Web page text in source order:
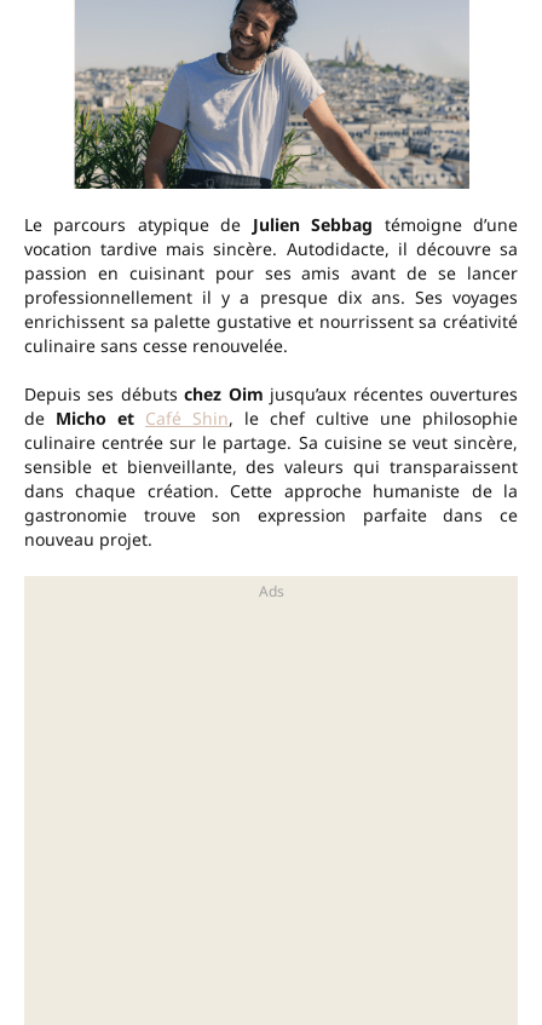
Le parcours atypique de Julien Sebbag témoigne d’une
vocation tardive mais sincère. Autodidacte, il découvre sa
passion en cuisinant pour ses amis avant de se lancer
professionnellement il y a presque dix ans. Ses voyages
enrichissent sa palette gustative et nourrissent sa créativité
culinaire sans cesse renouvelée.
Depuis ses débutschez Oim jusqu’aux récentes ouvertures
de Micho et Café Shin, le chef cultive une philosophie
culinaire centrée sur le partage. Sa cuisine se veut sincère,
sensible et bienveillante, des valeurs qui transparaissent
dans chaque création. Cette approche humaniste de la
gastronomie trouve son expression parfaite dans ce
nouveau projet.